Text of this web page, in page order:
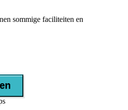
sommige faciliteiten en